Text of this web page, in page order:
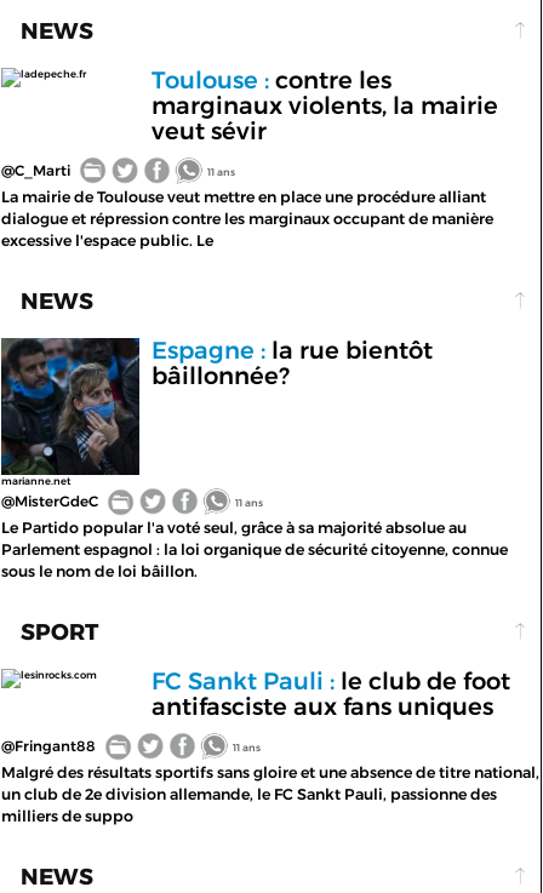
NEWS
ladepeche.fr Toulouse :contre les
marginaux violents, la mairie
veut sévir
@C_Marti 11 ans
La mairie de Toulouse veut mettre en place une procédure alliant
dialogue et répression contre les marginaux occupant de manière
excessive l'espace public. Le
NEWS
marianne.net
Espagne :la rue bientôt
bâillonnée?
@MisterGdeC 11 ans
Le Partido popular l'a voté seul, grâce à sa majorité absolue au
Parlement espagnol : la loi organique de sécurité citoyenne, connue
sous le nom de loi bâillon.
SPORT
lesinrocks.com FC Sankt Pauli :le club de foot
antifasciste aux fans uniques
@Fringant88 11 ans
Malgré des résultats sportifs sans gloire et une absence de titre national,
un club de 2e division allemande, le FC Sankt Pauli, passionne des
milliers de suppo
NEWS